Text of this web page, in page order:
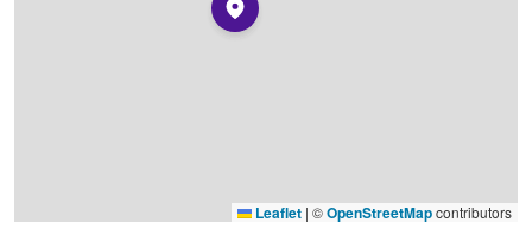
Leaflet | ©OpenStreetMapcontributors